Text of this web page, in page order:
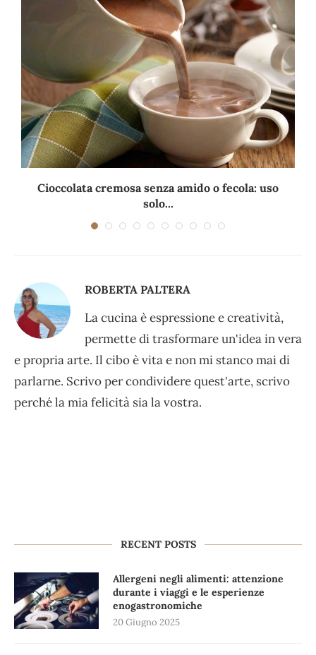
Cioccolata cremosa senza amido o fecola: uso
solo...
ROBERTA PALTERA
La cucina è espressione e creatività,
permette di trasformare un'idea in vera
e propria arte. Il cibo è vita e non mi stanco mai di
parlarne. Scrivo per condividere quest'arte, scrivo
perché la mia felicità sia la vostra.
RECENT POSTS
Allergeni negli alimenti: attenzione
durante i viaggi e le esperienze
enogastronomiche
20 Giugno 2025